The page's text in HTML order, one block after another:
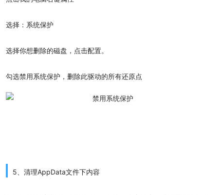
选择：系统保护
选择你想删除的磁盘，点击配置。
勾选禁用系统保护，删除此驱动的所有还原点
5、清理AppData文件下内容